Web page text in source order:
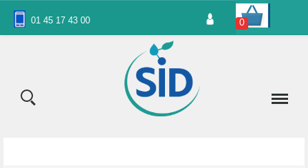
01 45 17 43 00 0